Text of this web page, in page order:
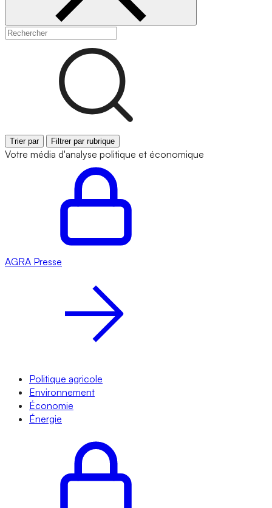
Trier par Filtrer par rubrique
Votre média d'analyse politique et économique
AGRA Presse
Politique agricole
Environnement
Économie
Énergie